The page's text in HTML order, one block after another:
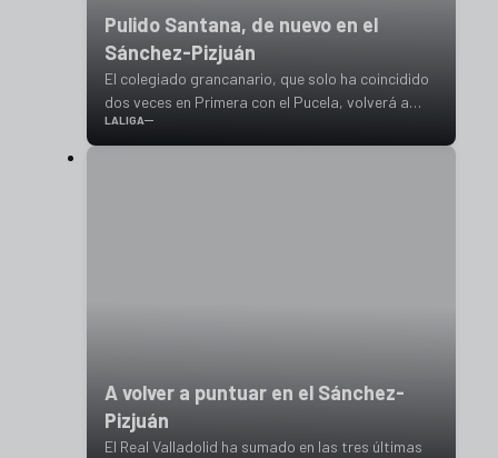
Pulido Santana, de nuevo en el
Sánchez-Pizjuán
El colegiado grancanario, que solo ha coincidido
dos veces en Primera con el Pucela, volverá a
dirigir un partido entre Sevilla FC y Real Valladolid
LALIGA
A volver a puntuar en el Sánchez-
Pizjuán
El Real Valladolid ha sumado en las tres últimas